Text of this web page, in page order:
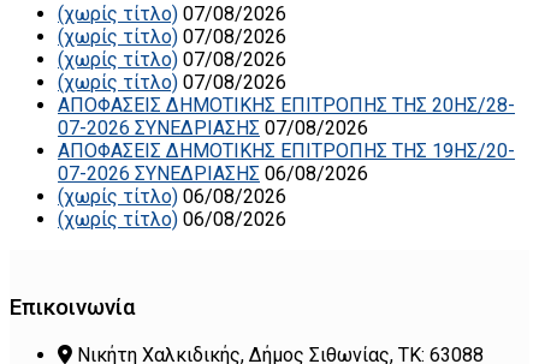
(χωρίς τίτλο) 07/08/2026
(χωρίς τίτλο) 07/08/2026
(χωρίς τίτλο) 07/08/2026
(χωρίς τίτλο) 07/08/2026
ΑΠΟΦΑΣΕΙΣ ΔΗΜΟΤΙΚΗΣ ΕΠΙΤΡΟΠΗΣ ΤΗΣ 20ΗΣ/28-
07-2026 ΣΥΝΕΔΡΙΑΣΗΣ 07/08/2026
ΑΠΟΦΑΣΕΙΣ ΔΗΜΟΤΙΚΗΣ ΕΠΙΤΡΟΠΗΣ ΤΗΣ 19ΗΣ/20-
07-2026 ΣΥΝΕΔΡΙΑΣΗΣ 06/08/2026
(χωρίς τίτλο) 06/08/2026
(χωρίς τίτλο) 06/08/2026
Επικοινωνία
Νικήτη Χαλκιδικής, Δήμος Σιθωνίας, ΤΚ: 63088